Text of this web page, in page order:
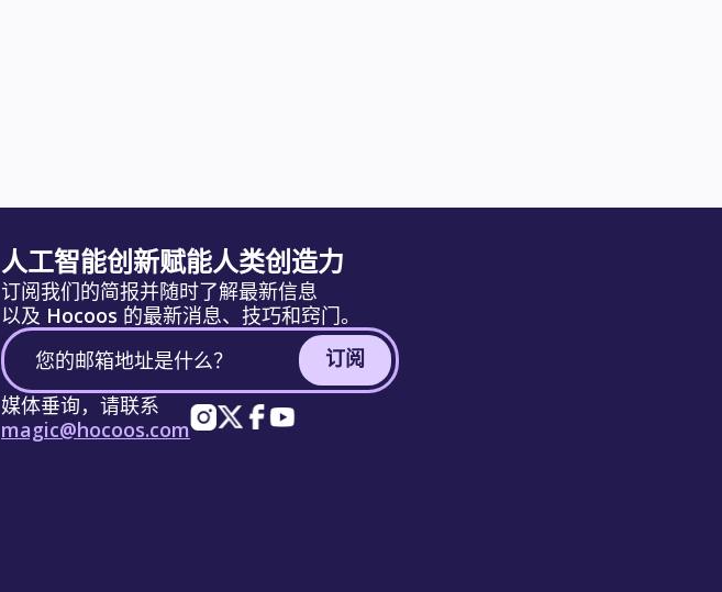
人工智能创新赋能人类创造力
订阅我们的简报并随时了解最新信息
以及 Hocoos 的最新消息、技巧和窍门。
订阅
媒体垂询，请联系
magic@hocoos.com